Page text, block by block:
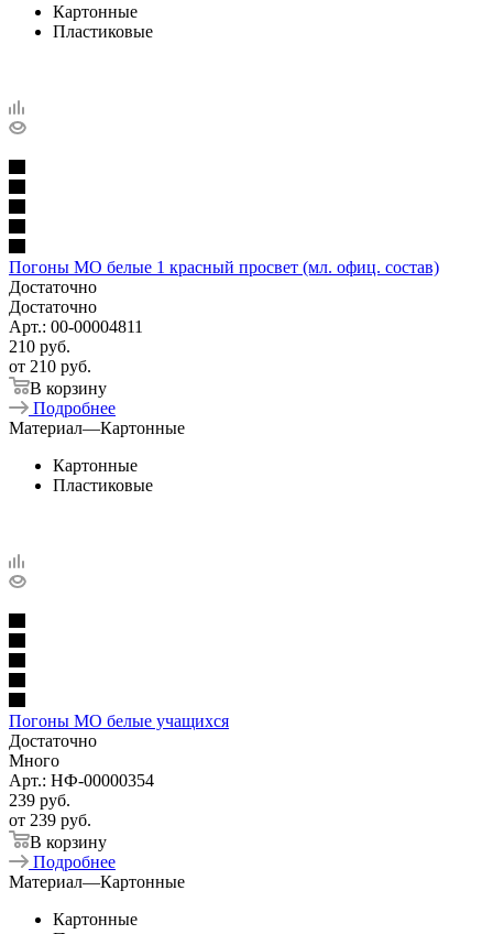
Картонные
Пластиковые
Погоны МО белые 1 красный просвет (мл. офиц. состав)
Достаточно
Достаточно
Арт.: 00-00004811
210 руб.
от 210 руб.
В корзину
Подробнее
Материал—Картонные
Картонные
Пластиковые
Погоны МО белые учащихся
Достаточно
Много
Арт.: НФ-00000354
239 руб.
от 239 руб.
В корзину
Подробнее
Материал—Картонные
Картонные